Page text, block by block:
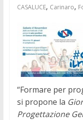
CASALUCE, Carinaro,
“Formare per
si propone la
Progettazione